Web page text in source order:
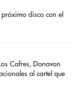
disco con el
Cafres, Donavon
al cartel que